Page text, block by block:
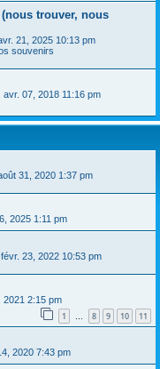
trouver, nous
21, 2025 10:13 pm
souvenirs
avr. 07, 2018 11:16 pm
31, 2020 1:37 pm
2025 1:11 pm
23, 2022 10:53 pm
2021 2:15 pm
1 … 8 9 10 11
2020 7:43 pm